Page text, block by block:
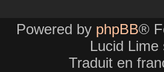
Powered by phpBB®
Lucid
Traduit en